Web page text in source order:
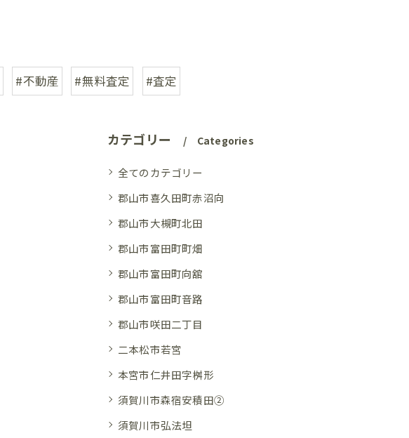
#不動産 #無料査定 #査定
カテゴリー Categories
全てのカテゴリー
郡山市喜久田町赤沼向
郡山市大槻町北田
郡山市富田町町畑
郡山市富田町向舘
郡山市富田町音路
郡山市咲田二丁目
二本松市若宮
本宮市仁井田字桝形
須賀川市森宿安積田②
須賀川市弘法坦